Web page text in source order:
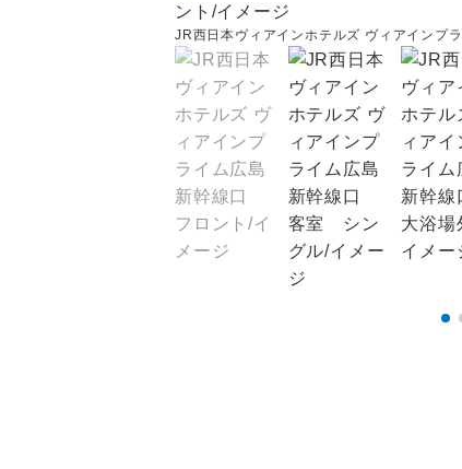
JR西日本ヴィアインホテルズ ヴィアインプ